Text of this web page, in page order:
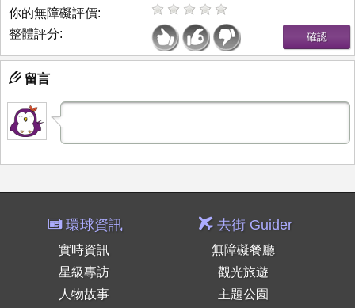
你的無障礙評價:
整體評分:
留言
環球資訊
實時資訊
星級專訪
人物故事
去街 Guider
無障礙餐廳
觀光旅遊
主題公園